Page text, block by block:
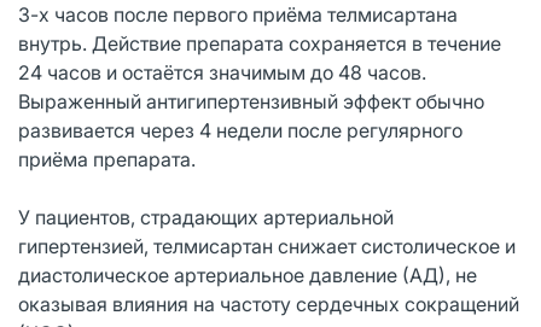
3-х часов после первого приёма телмисартана
внутрь. Действие препарата сохраняется в течение
24 часов и остаётся значимым до 48 часов.
Выраженный антигипертензивный эффект обычно
развивается через 4 недели после регулярного
приёма препарата.
У пациентов, страдающих артериальной
гипертензией, телмисартан снижает систолическое и
диастолическое артериальное давление (АД), не
оказывая влияния на частоту сердечных сокращений